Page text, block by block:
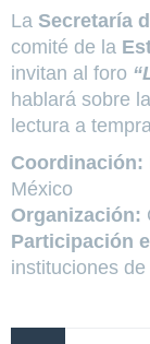
La Secretaría
comité de la
invitan al foro
hablará sobre
lectura a
Coordinación:
México
Organización:
Participación
instituciones